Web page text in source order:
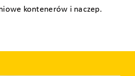
kontenerów i naczep.